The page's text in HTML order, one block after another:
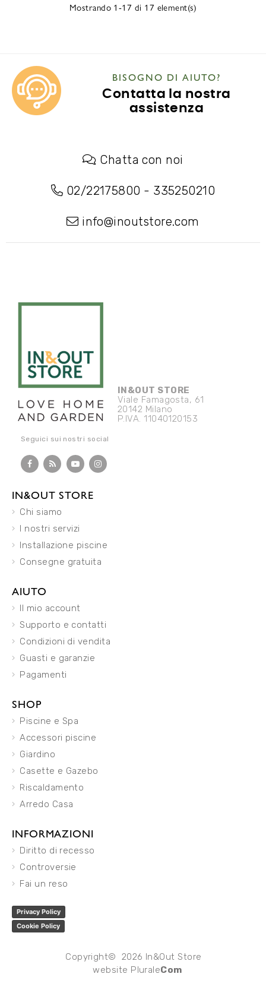
Mostrando 1-17 di 17 element(s)
BISOGNO DI AIUTO?
Contatta la nostra
assistenza
Chatta con noi
02/22175800 - 335250210
info@inoutstore.com
IN&OUT STORE
Viale Famagosta, 61
20142 Milano
P.IVA. 11040120153
Seguici sui nostri social
IN&OUT STORE
Chi siamo
I nostri servizi
Installazione piscine
Consegne gratuita
AIUTO
Il mio account
Supporto e contatti
Condizioni di vendita
Guasti e garanzie
Pagamenti
SHOP
Piscine e Spa
Accessori piscine
Giardino
Casette e Gazebo
Riscaldamento
Arredo Casa
INFORMAZIONI
Diritto di recesso
Controversie
Fai un reso
Privacy Policy
Cookie Policy
Copyright© 2026 In&Out Store
website PluraleCom